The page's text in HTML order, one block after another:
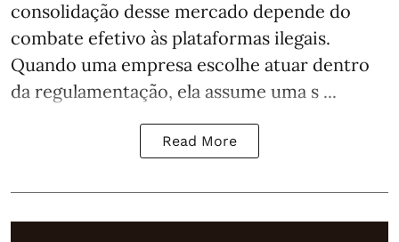
consolidação desse mercado depende do
combate efetivo às plataformas ilegais.
Quando uma empresa escolhe atuar dentro
da regulamentação, ela assume uma s ...
Read More